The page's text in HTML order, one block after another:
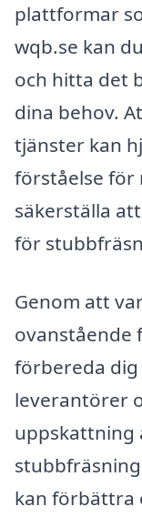
plattformar
wqb.se kan
och hitta det
dina behov.
tjänster kan
förståelse för
säkerställa
för
Genom att
ovanstående
förbereda
leverantörer
uppskattning
kan förbättra